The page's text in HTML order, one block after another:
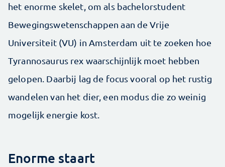
het enorme skelet, om als bachelorstudent
Bewegingswetenschappen aan de Vrije
Universiteit (VU) in Amsterdam uit te zoeken hoe
Tyrannosaurus rex waarschijnlijk moet hebben
gelopen. Daarbij lag de focus vooral op het rustig
wandelen van het dier, een modus die zo weinig
mogelijk energie kost.
Enorme staart